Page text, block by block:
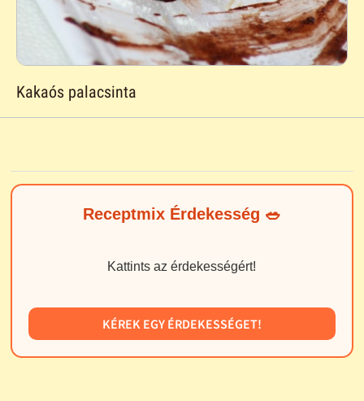
Kakaós palacsinta
Receptmix Érdekesség 🥗
Kattints az érdekességért!
KÉREK EGY ÉRDEKESSÉGET!